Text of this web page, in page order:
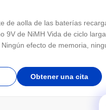
de aolla de las baterías
9V de NiMH Vida de ciclo
efecto de memoria,
Obtener una cita